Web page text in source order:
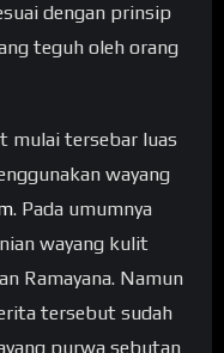
dengan prinsip
teguh oleh orang
mulai tersebar luas
wayang
. Pada umumnya
wayang kulit
Ramayana. Namun
tersebut sudah
purwa sebutan